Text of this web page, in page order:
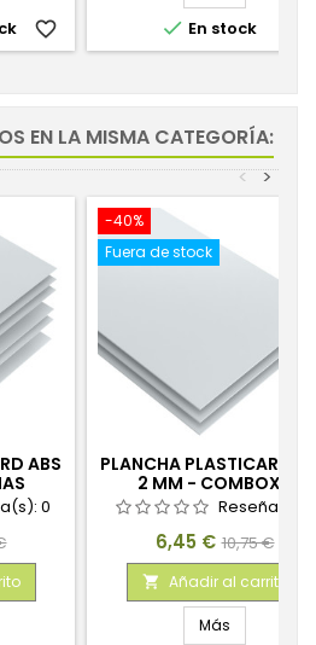
favorite_border  En stock
EN LA MISMA CATEGORÍA:
>
<
ABS
0
-40%
Fuera de stock
PLANCHA PLASTICARD
2 MM - COMBOX3
PLANCHAS
Reseña(s):
Precio
6,45 € Precio
base
10,75 €
 Añadir al carrito
Más